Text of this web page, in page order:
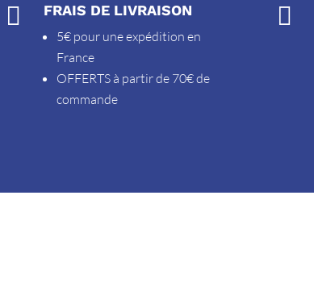
 FRAIS DE LIVRAISON
5€ pour une expédition en
France
OFFERTS à partir de 70€ de
commande
